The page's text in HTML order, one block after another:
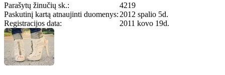
Parašytų žinučių sk.:
4219
Paskutinį kartą atnaujinti duomenys: 2012 spalio 5d.
Registracijos data:
2011 kovo 19d.